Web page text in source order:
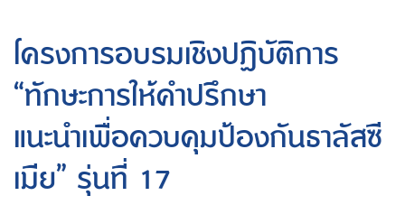
โครงการอบรมเชิงปฏิบัติการ
“ทักษะการให้คำปรึกษา
แนะนำเพื่อควบคุมป้องกันธาลัสซี
เมีย” รุ่นที่ 17